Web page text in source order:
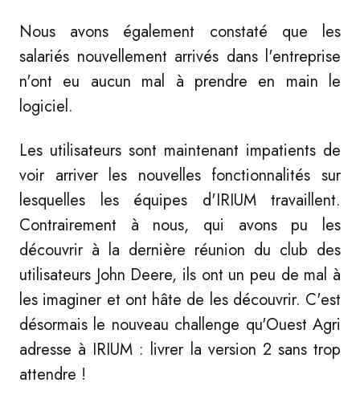
Nous avons également constaté que les
salariés nouvellement arrivés dans l'entreprise
n'ont eu aucun mal à prendre en main le
logiciel.
Les utilisateurs sont maintenant impatients de
voir arriver les nouvelles fonctionnalités sur
lesquelles les équipes d'IRIUM travaillent.
Contrairement à nous, qui avons pu les
découvrir à la dernière réunion du club des
utilisateurs John Deere, ils ont un peu de mal à
les imaginer et ont hâte de les découvrir. C'est
désormais le nouveau challenge qu'Ouest Agri
adresse à IRIUM : livrer la version 2 sans trop
attendre !